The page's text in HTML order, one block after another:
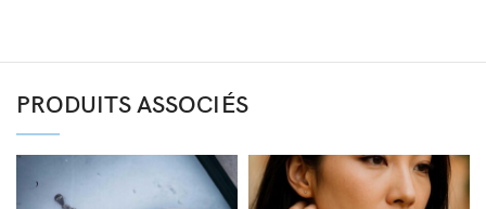
PRODUITS ASSOCIÉS